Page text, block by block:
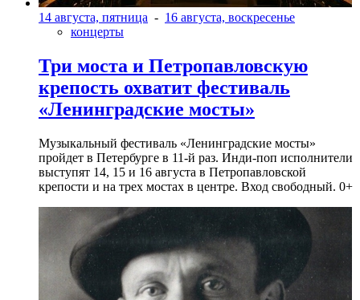
14 августа, пятница - 16 августа, воскресенье
концерты
Три моста и Петропавловскую
крепость охватит фестиваль
«Ленинградские мосты»
Музыкальный фестиваль «Ленинградские мосты»
пройдет в Петербурге в 11-й раз. Инди-поп исполнители
выступят 14, 15 и 16 августа в Петропавловской
крепости и на трех мостах в центре. Вход свободный. 0+